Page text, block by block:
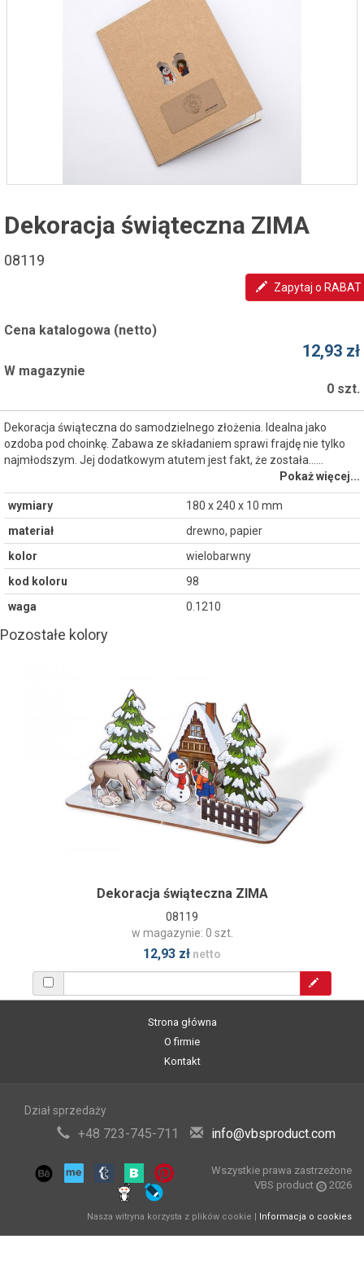
Dekoracja świąteczna ZIMA
08119
Zapytaj o RABAT
Cena katalogowa (netto)
12,93 zł
W magazynie
0 szt.
Dekoracja świąteczna do samodzielnego złożenia. Idealna jako
ozdoba pod choinkę. Zabawa ze składaniem sprawi frajdę nie tylko
najmłodszym. Jej dodatkowym atutem jest fakt, że została...…
Pokaż więcej...
wymiary
180 x 240 x 10 mm
materiał
drewno, papier
kolor
wielobarwny
kod koloru
98
waga
0.1210
Pozostałe kolory
Dekoracja świąteczna ZIMA
08119
w magazynie: 0 szt.
12,93 zł netto
Strona główna
O firmie
Kontakt
Dział sprzedaży
+48 723-745-711 info@vbsproduct.com
Wszystkie prawa zastrzeżone
VBS product
2026
Nasza witryna korzysta z plików cookie | Informacja o cookies